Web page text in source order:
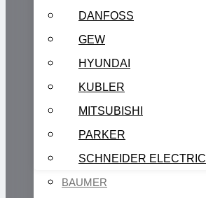
DANFOSS
GEW
HYUNDAI
KUBLER
MITSUBISHI
PARKER
SCHNEIDER ELECTRIC
BAUMER